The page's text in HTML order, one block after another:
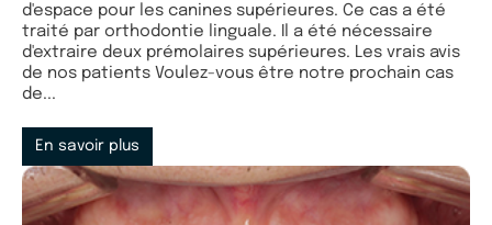
d'espace pour les canines supérieures. Ce cas a été
traité par orthodontie linguale. Il a été nécessaire
d'extraire deux prémolaires supérieures. Les vrais avis
de nos patients Voulez-vous être notre prochain cas
de...
En savoir plus